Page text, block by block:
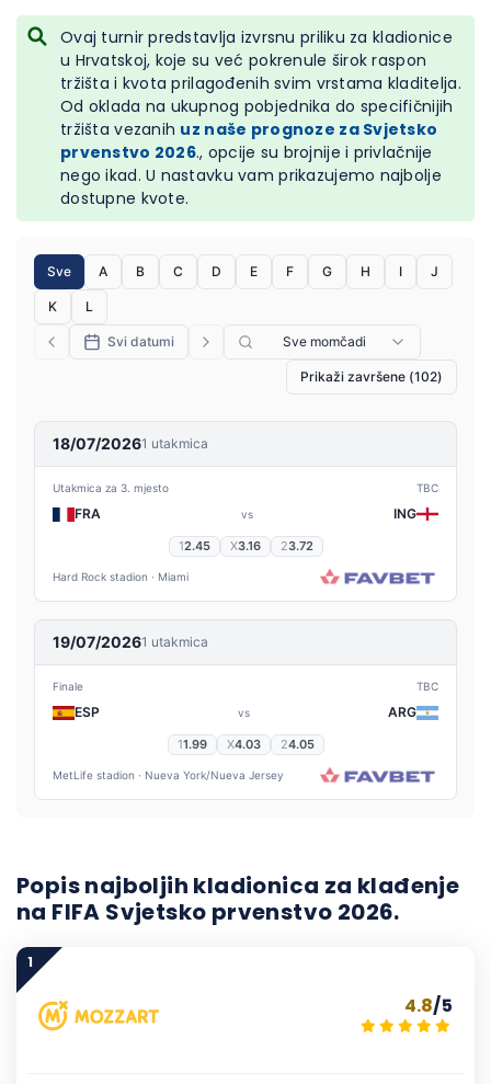
Ovaj turnir predstavlja izvrsnu priliku za kladionice
u Hrvatskoj, koje su već pokrenule širok raspon
tržišta i kvota prilagođenih svim vrstama kladitelja.
Od oklada na ukupnog pobjednika do specifičnijih
tržišta vezanih uz naše prognoze za Svjetsko
prvenstvo 2026., opcije su brojnije i privlačnije
nego ikad. U nastavku vam prikazujemo najbolje
dostupne kvote.
Popis najboljih kladionica za klađenje
na FIFA Svjetsko prvenstvo 2026.
1
4.8/5